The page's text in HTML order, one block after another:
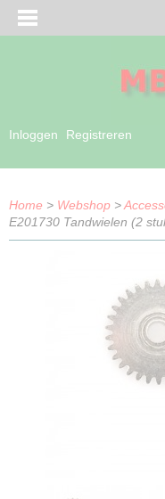
Inloggen Registreren
Home > Webshop >
E201730 Tandwielen (2